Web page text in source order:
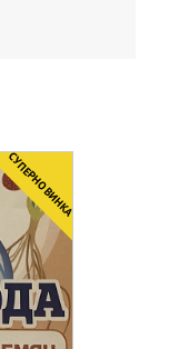
CУПЕРНОВИНКА